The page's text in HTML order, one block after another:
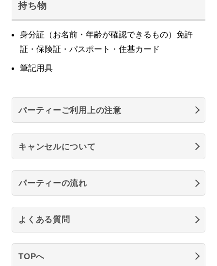
持ち物
身分証（お名前・年齢が確認できるもの）免許
証・保険証・パスポート・住基カード
筆記用具
パーティーご利用上の注意
キャンセルについて
パーティーの流れ
よくある質問
TOPへ